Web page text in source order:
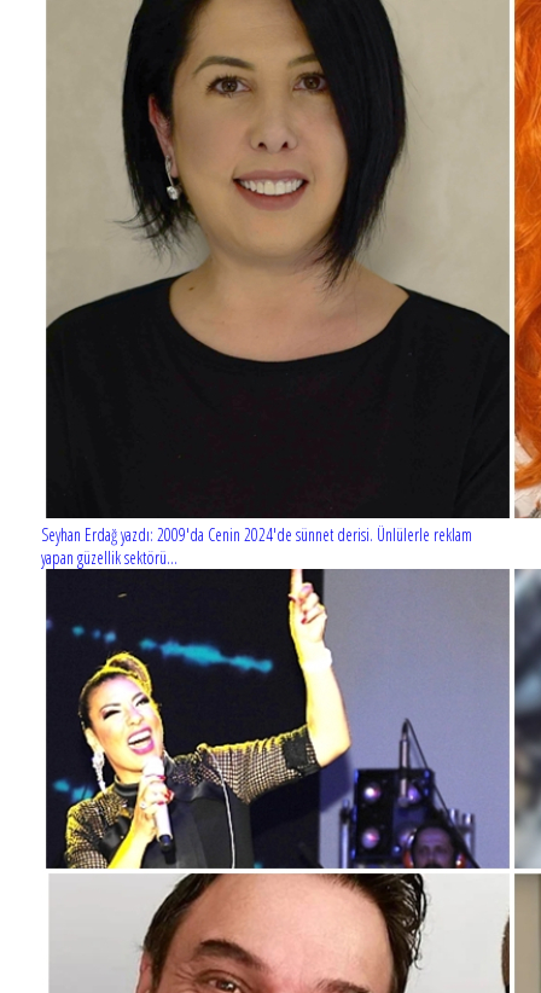
Seyhan Erdağ yazdı: 2009'da Cenin 2024'de sünnet derisi. Ünlülerle reklam
yapan güzellik sektörü...